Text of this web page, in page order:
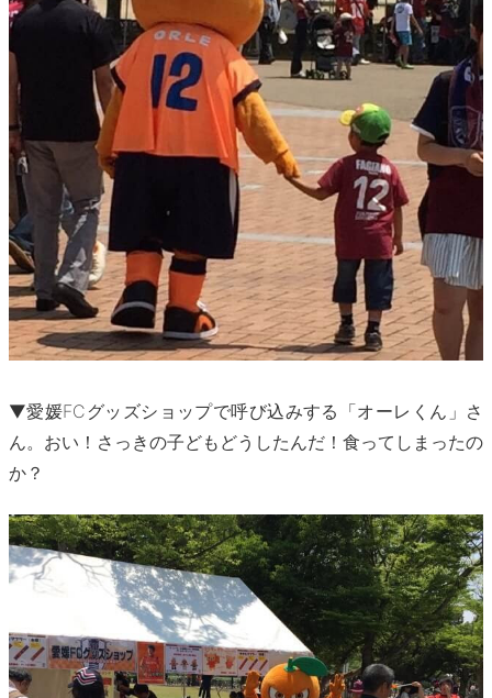
▼愛媛FCグッズショップで呼び込みする「オーレくん」さ
ん。おい！さっきの子どもどうしたんだ！食ってしまったの
か？